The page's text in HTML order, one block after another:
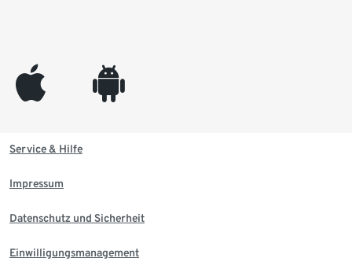
appleinc android
Service & Hilfe
Impressum
Datenschutz und Sicherheit
Einwilligungsmanagement